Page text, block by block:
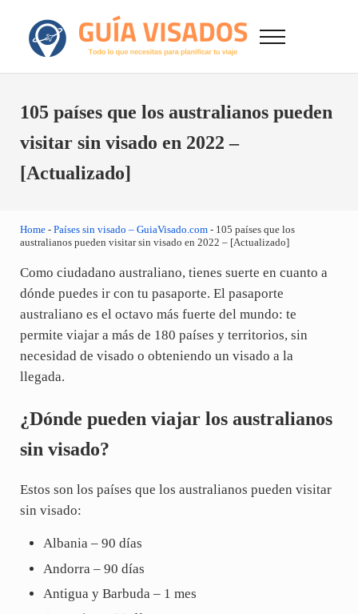
GuiaVisado.com - Guía de visados de viaje en
Otro sitio realizado con WordPress
Menu
105 países que los australianos pueden
visitar sin visado en 2022 –
[Actualizado]
Home- Países sin visado – GuiaVisado.com- 105 países que los
australianos pueden visitar sin visado en 2022 – [Actualizado]
Como ciudadano australiano, tienes suerte en cuanto a
dónde puedes ir con tu pasaporte. El pasaporte
australiano es el octavo más fuerte del mundo: te
permite viajar a más de 180 países y territorios, sin
necesidad de visado o obteniendo un visado a la
llegada.
¿Dónde pueden viajar los australianos
sin visado?
Estos son los países que los australianos pueden visitar
sin visado:
Albania – 90 días
Andorra – 90 días
Antigua y Barbuda – 1 mes